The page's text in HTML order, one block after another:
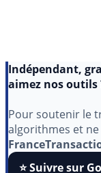
Indépendant,
Pour soutenir le
algorithmes et